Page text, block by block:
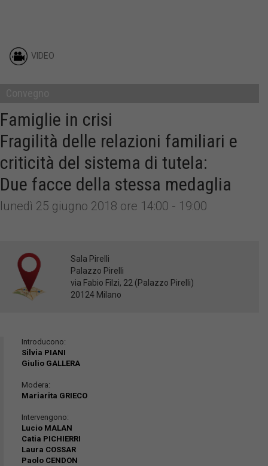
VIDEO
Famiglie in crisi
Fragilità delle relazioni familiari e
criticità del sistema di tutela:
Due facce della stessa medaglia
lunedì 25 giugno 2018 ore 14:00 - 19:00
Sala Pirelli
Palazzo Pirelli
via Fabio Filzi, 22 (Palazzo Pirelli)
20124 Milano
Introducono:
Silvia PIANI
Giulio GALLERA
Modera:
Mariarita GRIECO
Intervengono:
Lucio MALAN
Catia PICHIERRI
Laura COSSAR
Paolo CENDON